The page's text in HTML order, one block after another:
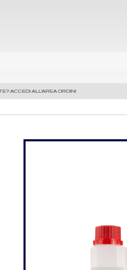
ACCEDI ALL'AREA ORDINI